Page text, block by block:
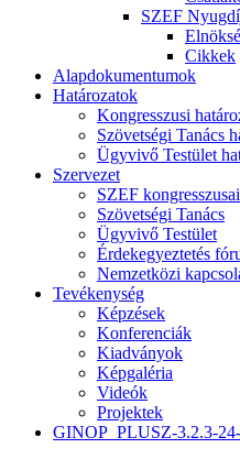
SZEF
Cikkek
Alapdokumentumok
Határozatok
Kongresszusi
Szövetségi Tanács
Ügyvivő Testület
Szervezet
SZEF kongresszusai
Szövetségi Tanács
Ügyvivő Testület
Érdekegyeztetés
Nemzetközi
Tevékenység
Képzések
Konferenciák
Kiadványok
Képgaléria
Videók
Projektek
GINOP_PLUSZ-3.2.3-